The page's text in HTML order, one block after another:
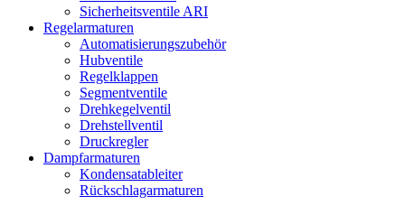
Sicherheitsventile ARI
Regelarmaturen
Automatisierungszubehör
Hubventile
Regelklappen
Segmentventile
Drehkegelventil
Drehstellventil
Druckregler
Dampfarmaturen
Kondensatableiter
Rückschlagarmaturen